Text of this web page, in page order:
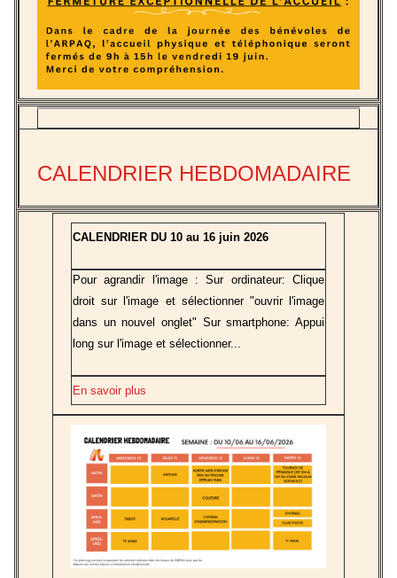
CALENDRIER HEBDOMADAIRE
CALENDRIER DU 10 au 16 juin 2026
Pour agrandir l'image : Sur ordinateur: Clique
droit sur l'image et sélectionner "ouvrir l'image
dans un nouvel onglet" Sur smartphone: Appui
long sur l'image et sélectionner...
En savoir plus